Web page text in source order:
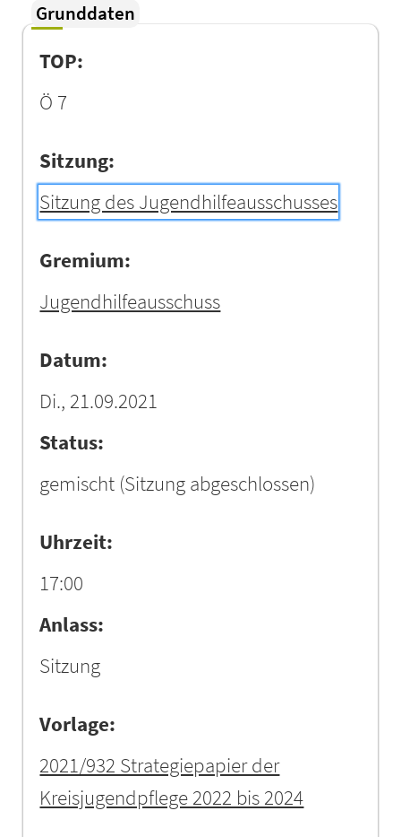
Grunddaten
TOP:
Ö 7
Sitzung:
Sitzung des Jugendhilfeausschusses
Gremium:
Jugendhilfeausschuss
Datum:
Di., 21.09.2021
Status:
gemischt (Sitzung abgeschlossen)
Uhrzeit:
17:00
Anlass:
Sitzung
Vorlage:
2021/932 Strategiepapier der
Kreisjugendpflege 2022 bis 2024